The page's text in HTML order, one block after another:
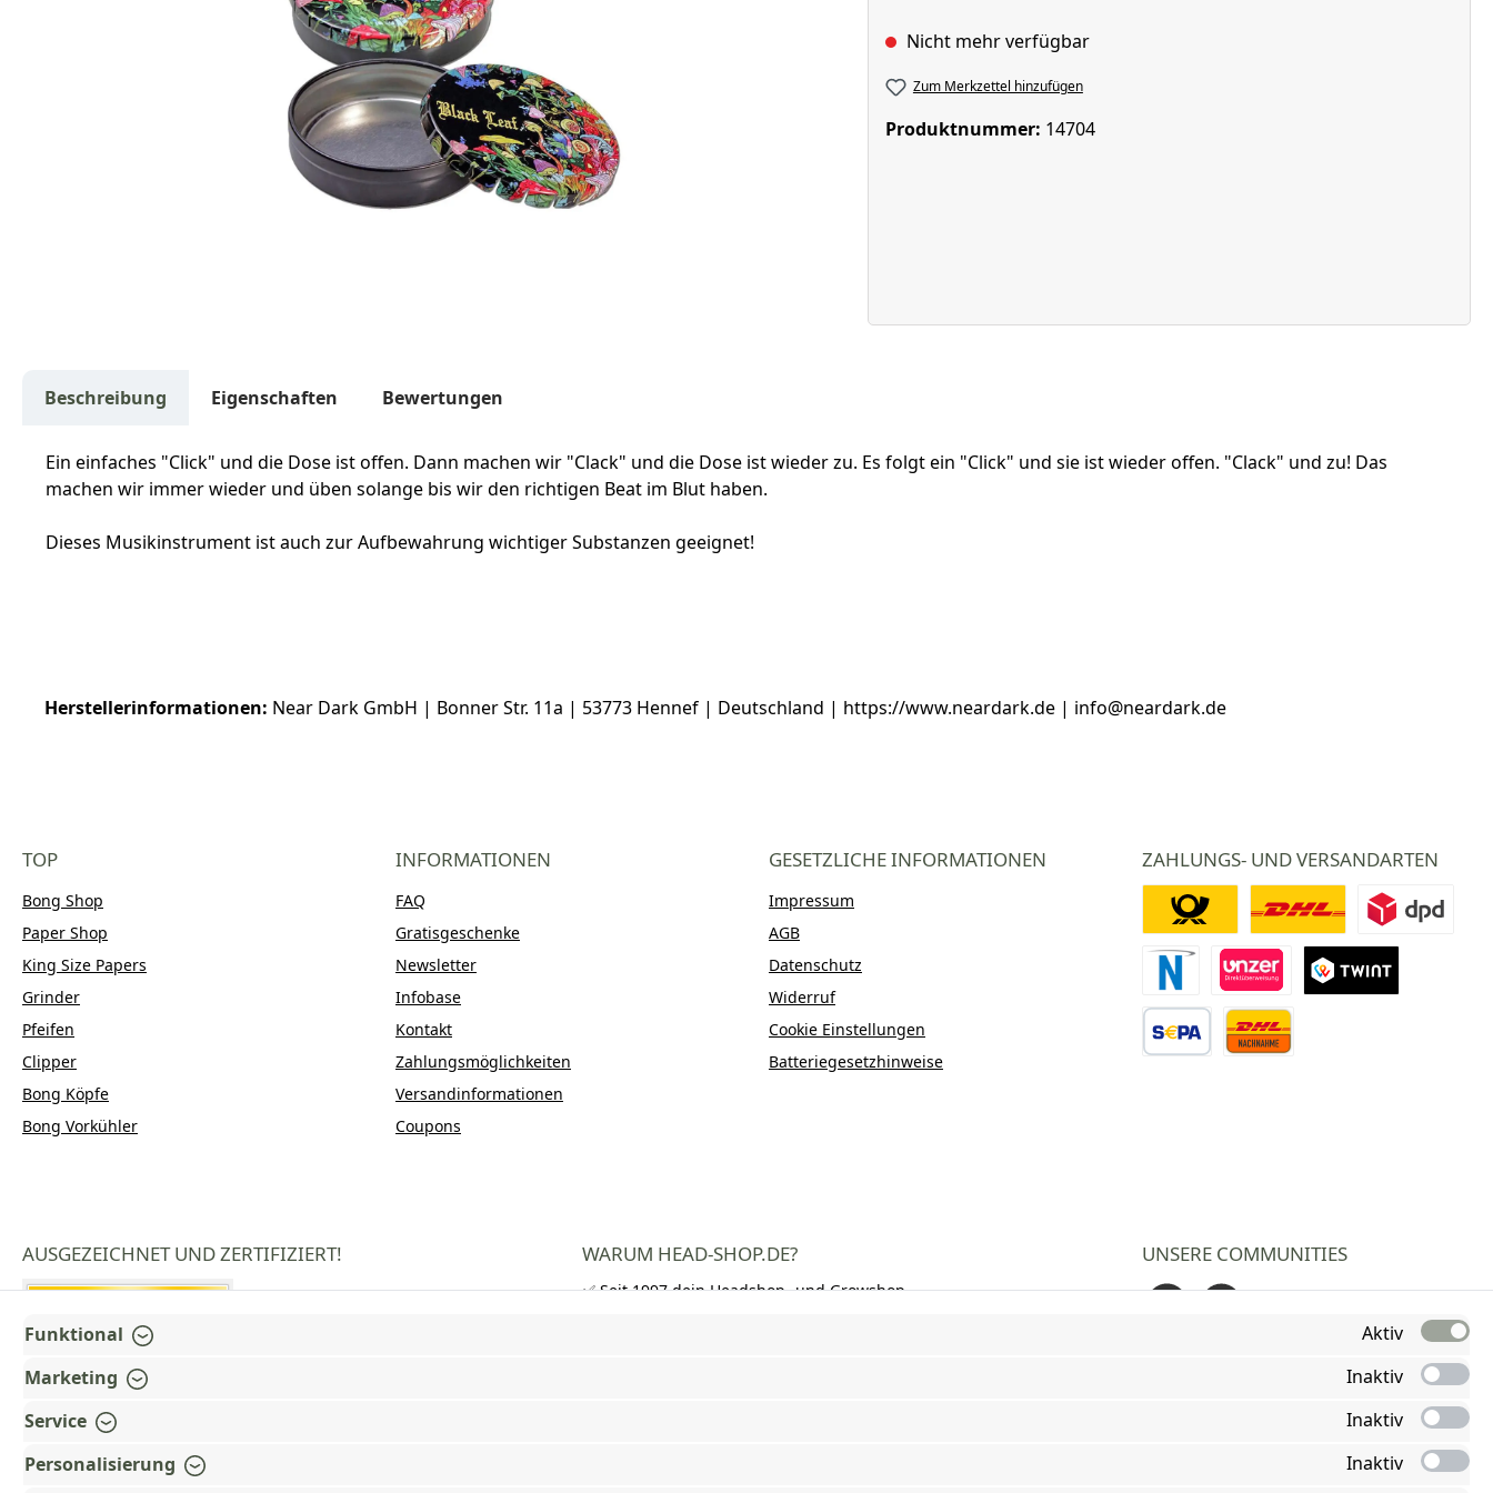
Nicht mehr verfügbar
Zum Merkzettel hinzufügen
Produktnummer: 14704
Beschreibung Eigenschaften Bewertungen
Ein einfaches "Click" und die Dose ist offen. Dann machen wir "Clack" und die Dose ist wieder zu. Es folgt ein "Click" und sie ist wieder offen. "Clack" und zu! Das
machen wir immer wieder und üben solange bis wir den richtigen Beat im Blut haben.
Dieses Musikinstrument ist auch zur Aufbewahrung wichtiger Substanzen geeignet!
Herstellerinformationen: Near Dark GmbH | Bonner Str. 11a | 53773 Hennef | Deutschland | https://www.neardark.de | info@neardark.de
TOP
Bong Shop
Paper Shop
King Size Papers
Grinder
Pfeifen
Clipper
Bong Köpfe
Bong Vorkühler
INFORMATIONEN
FAQ
Gratisgeschenke
Newsletter
Infobase
Kontakt
Zahlungsmöglichkeiten
Versandinformationen
Coupons
GESETZLICHE INFORMATIONEN
Impressum
AGB
Datenschutz
Widerruf
Cookie Einstellungen
Batteriegesetzhinweise
ZAHLUNGS- UND VERSANDARTEN
Novalnet ZahlungDirektüberweisung
Deutsche PostDHL DPD
AUSGEZEICHNET UND ZERTIFIZIERT! WARUM HEAD-SHOP.DE?
✅ Seit 1997 dein Headshop- und Growshop-
UNSERE COMMUNITIES
Funktional
Aktiv
Marketing
Inaktiv
Service
Inaktiv
Personalisierung
Inaktiv